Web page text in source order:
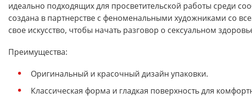
идеально подходящих для просветительской работы среди
создана в партнерстве с феноменальными художниками со
свое искусство, чтобы начать разговор о сексуальном
Преимущества:
Оригинальный и красочный дизайн упаковки.
Классическая форма и гладкая поверхность для